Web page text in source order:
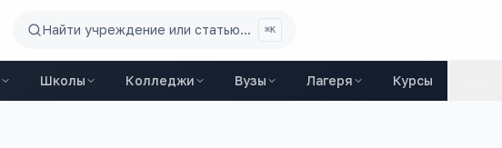
Найти учреждение или статью... ⌘K
Школы Колледжи Вузы Лагеря Курсы